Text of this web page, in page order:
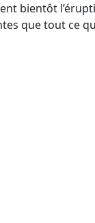
bientôt
que tout ce